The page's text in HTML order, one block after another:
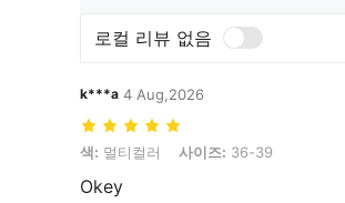
로컬 리뷰 없음
k***a 4 Aug,2026
색: 멀티컬러, 사이즈: 36-39
색: 멀티컬러 사이즈: 36-39
Okey